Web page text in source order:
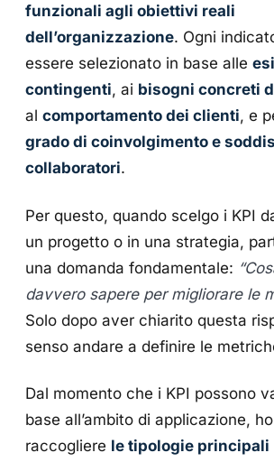
funzionali agli obiettivi reali
dell’organizzazione. Ogni
essere selezionato in base alle
contingenti, ai bisogni concreti
al comportamento dei clienti, e
grado di coinvolgimento e
collaboratori.
Per questo, quando scelgo i KPI
un progetto o in una strategia,
una domanda fondamentale:
davvero sapere per migliorare le
Solo dopo aver chiarito questa
senso andare a definire le
Dal momento che i KPI possono
base all’ambito di applicazione,
raccogliere le tipologie principali